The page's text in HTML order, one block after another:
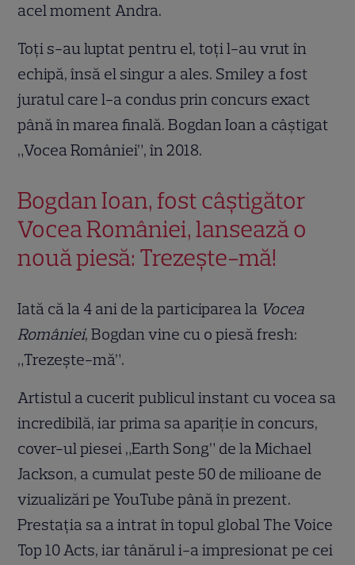
acel moment Andra.
Toți s-au luptat pentru el, toți l-au vrut în
echipă, însă el singur a ales. Smiley a fost
juratul care l-a condus prin concurs exact
până în marea finală. Bogdan Ioan a câștigat
„Vocea României”, în 2018.
Bogdan Ioan, fost câștigător
Vocea României, lansează o
nouă piesă: Trezește-mă!
Iată că la 4 ani de la participarea la Vocea
României, Bogdan vine cu o piesă fresh:
„Trezește-mă”.
Artistul a cucerit publicul instant cu vocea sa
incredibilă, iar prima sa apariție în concurs,
cover-ul piesei „Earth Song” de la Michael
Jackson, a cumulat peste 50 de milioane de
vizualizări pe YouTube până în prezent.
Prestația sa a intrat în topul global The Voice
Top 10 Acts, iar tânărul i-a impresionat pe cei